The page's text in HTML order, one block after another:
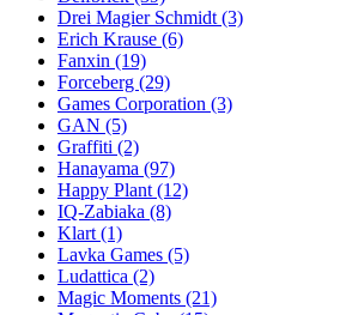
Drei Magier Schmidt (3)
Erich Krause (6)
Fanxin (19)
Forceberg (29)
Games Corporation (3)
GAN (5)
Graffiti (2)
Hanayama (97)
Happy Plant (12)
IQ-Zabiaka (8)
Klart (1)
Lavka Games (5)
Ludattica (2)
Magic Moments (21)